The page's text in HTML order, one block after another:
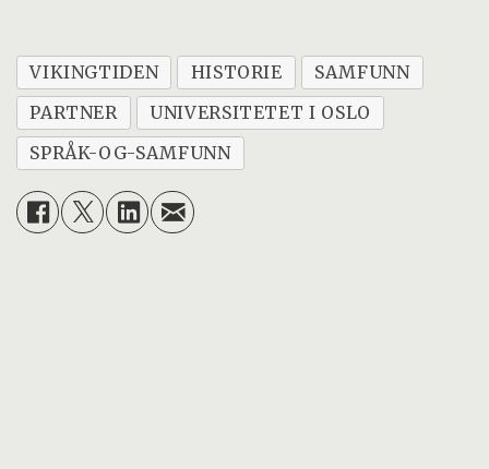
VIKINGTIDEN HISTORIE
SAMFUNN
PARTNER
UNIVERSITETET I OSLO
SPRÅK-OG-SAMFUNN